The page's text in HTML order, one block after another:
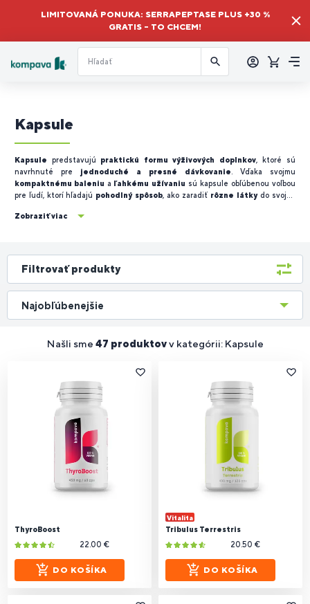
LIMITOVANÁ PONUKA: SERRAPEPTASE PLUS +30 %
GRATIS – TO CHCEM!
sa
Košík
Kapsule
Kapsule predstavujú praktickú formu výživových doplnkov, ktoré sú
navrhnuté pre jednoduché a presné dávkovanie . Vďaka svojmu
kompaktnému baleniu a ľahkému užívaniu sú kapsule obľúbenou voľbou
pre ľudí, ktorí hľadajú pohodlný spôsob, ako zaradiť rôzne látkydo svojho
Zobraziť viac
Filtrovať produkty
Našli sme 47 produktovv kategórii: Kapsule
Najobľúbenejšie
ThyroBoost
22.00 €
DO KOŠÍKA
Vitalita
Tribulus Terrestris
20.50 €
DO KOŠÍKA